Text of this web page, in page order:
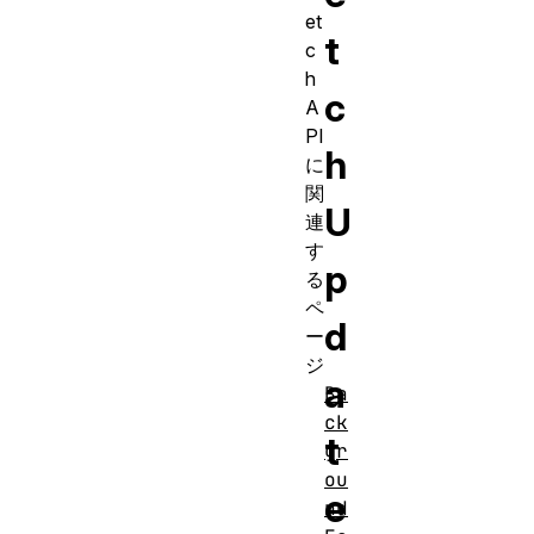
t
c
h
U
p
d
a
t
e
et
c
h
A
PI
に
関
連
す
る
ペ
ー
ジ
Ba
ck
gr
ou
nd